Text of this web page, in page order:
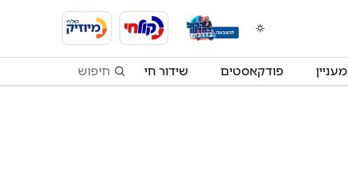
מעניין פודקאסטים שידור חי